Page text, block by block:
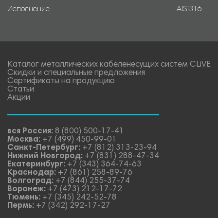
Исполнение AISI316
Каталог металлических кабеленесущих систем CLiVE
Скидки и специальные предложения
Сертификаты на продукцию
Статьи
Акции
вся Россия: 8 (800) 500-17-41
Москва: +7 (499) 450-99-01
Санкт-Петербург: +7 (812) 313-23-94
Нижний Новгород: +7 (831) 288-47-34
Екатеринбург: +7 (343) 364-74-63
Краснодар: +7 (861) 258-89-76
Волгоград: +7 (844) 255-37-74
Воронеж: +7 (473) 212-17-72
Тюмень: +7 (345) 242-52-78
Пермь: +7 (342) 292-17-27